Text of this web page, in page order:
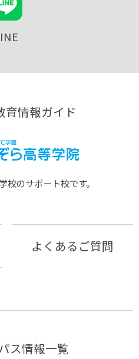
育情報ガイド
校のサポート校です。
よくあるご質問
ス情報一覧